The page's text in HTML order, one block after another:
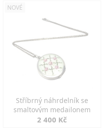
NOVÉ
Stříbrný náhrdelník se
smaltovým medailonem
2 400 Kč